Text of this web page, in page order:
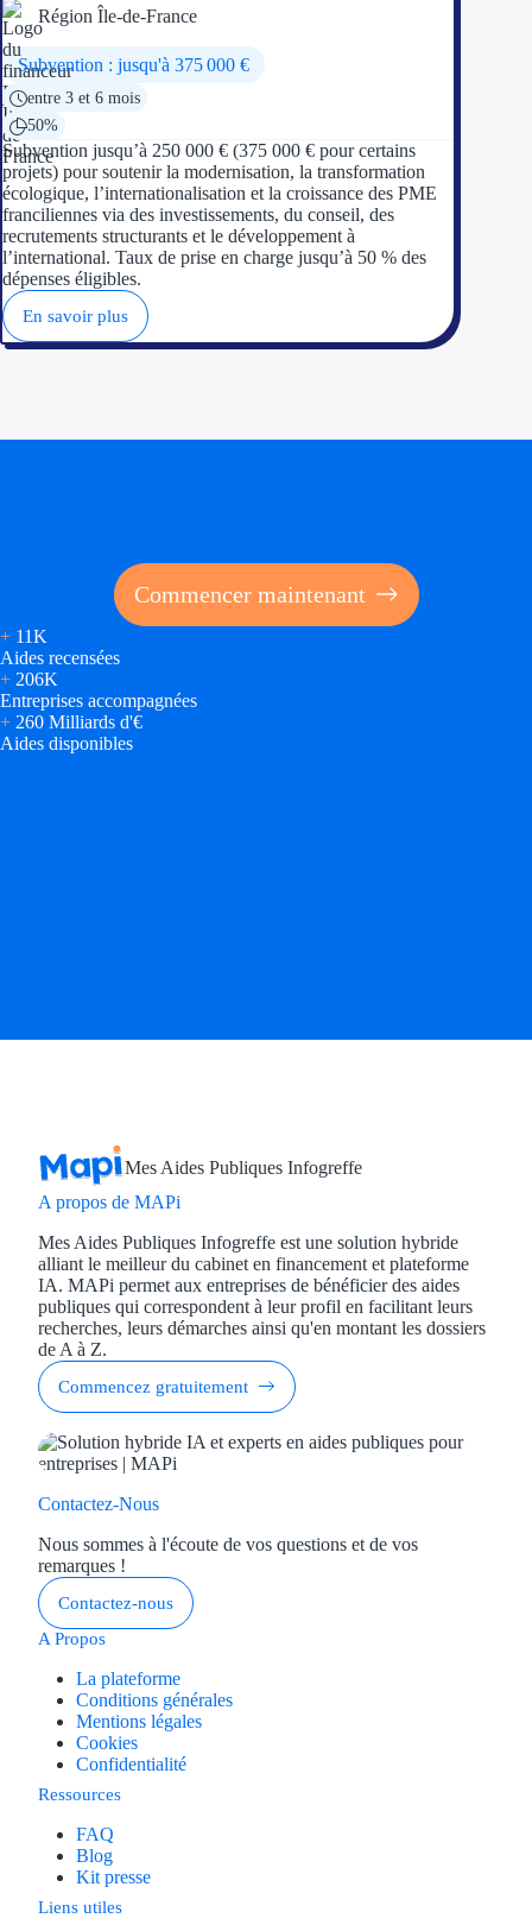
Aides Urssaf
Prêt
Aides par
Aides Région
Aides Région
Région Île-de-France
Subvention : jusqu'à 375 000 €
entre 3 et 6 mois
50%
Subvention jusqu’à 250 000 € (375 000 € pour certains
projets) pour soutenir la modernisation, la transformation
écologique, l’internationalisation et la croissance des PME
franciliennes via des investissements, du conseil, des
recrutements structurants et le développement à
l’international. Taux de prise en charge jusqu’à 50 % des
dépenses éligibles.
En savoir plus
Commencer maintenant
+ 11K
Aides recensées
+ 206K
Entreprises accompagnées
+ 260 Milliards d'€
Aides disponibles
Mes Aides Publiques Infogreffe
A propos de MAPi
Mes Aides Publiques Infogreffe est une solution hybride
alliant le meilleur du cabinet en financement et plateforme
IA. MAPi permet aux entreprises de bénéficier des aides
publiques qui correspondent à leur profil en facilitant leurs
recherches, leurs démarches ainsi qu'en montant les dossiers
de A à Z.
Commencez gratuitement
Contactez-Nous
Nous sommes à l'écoute de vos questions et de vos
remarques !
Contactez-nous
A Propos
La plateforme
Conditions générales
Mentions légales
Cookies
Confidentialité
Ressources
FAQ
Blog
Kit presse
Liens utiles